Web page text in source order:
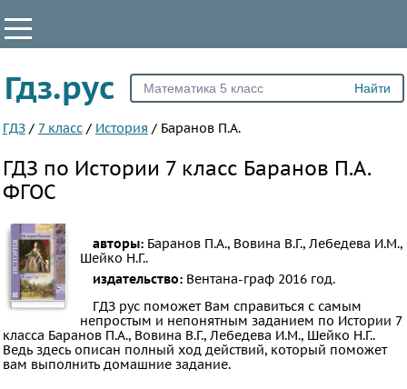
Все
5
7
10
11
ПРЕДМЕТЫ
Все
предметы
Гдз.рус
ГДЗ / 7 класс / История / Баранов П.А.
ГДЗ по Истории 7 класс Баранов П.А.
ФГОС
авторы: Баранов П.А., Вовина В.Г., Лебедева И.М.,
Шейко Н.Г..
издательство: Вентана-граф2016 год.
ГДЗ рус поможет Вам справиться с самым
непростым и непонятным заданием по Истории 7
класса Баранов П.А., Вовина В.Г., Лебедева И.М., Шейко Н.Г..
Ведь здесь описан полный ход действий, который поможет
вам выполнить домашние задание.